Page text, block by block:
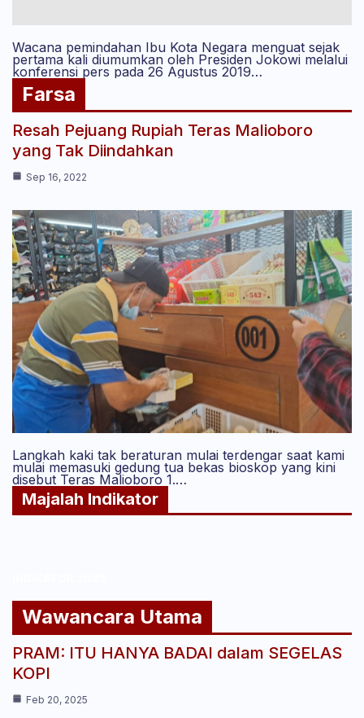
Wacana pemindahan Ibu Kota Negara menguat sejak
pertama kali diumumkan oleh Presiden Jokowi melalui
konferensi pers pada 26 Agustus 2019…
Farsa
Resah Pejuang Rupiah Teras Malioboro
yang Tak Diindahkan
Sep 16, 2022
Langkah kaki tak beraturan mulai terdengar saat kami
mulai memasuki gedung tua bekas bioskop yang kini
disebut Teras Malioboro 1.…
Majalah Indikator
Wawancara Utama
PRAM: ITU HANYA BADAI dalam SEGELAS
KOPI
Feb 20, 2025